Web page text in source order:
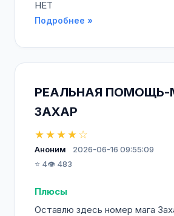
НЕТ
Подробнее »
РЕАЛЬНАЯ ПОМОЩЬ-
ЗАХАР
★★★★☆
Аноним
2026-06-16 09:55:09
⭐ 4👁️ 483
Плюсы
Оставлю здесь номер мага